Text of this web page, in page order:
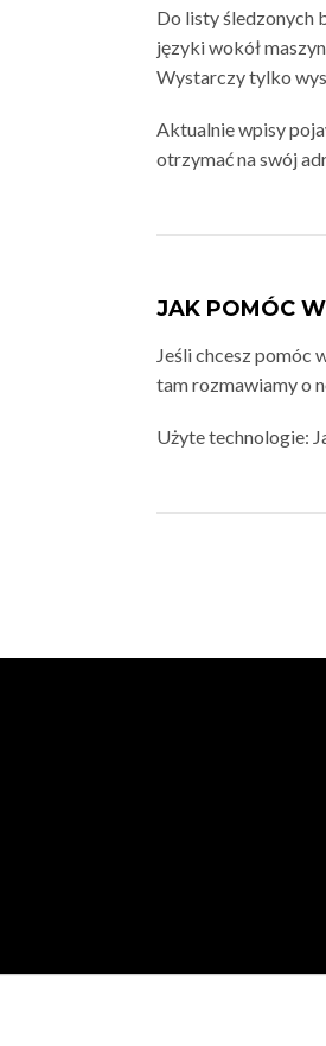
Do listy śledzonych
języki wokół
Wystarczy tylko
Aktualnie wpisy
otrzymać na swój
JAK POMÓC
Jeśli chcesz pomóc
tam rozmawiamy o
Użyte technologie: